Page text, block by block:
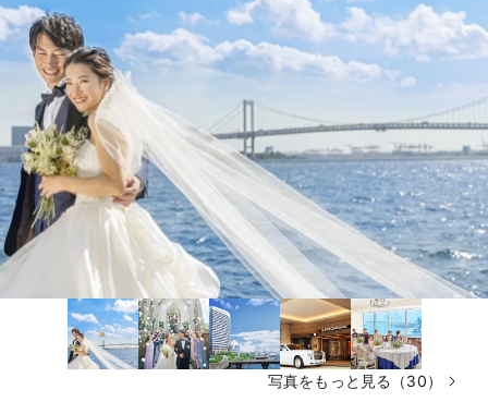
写真をもっと見る（30）